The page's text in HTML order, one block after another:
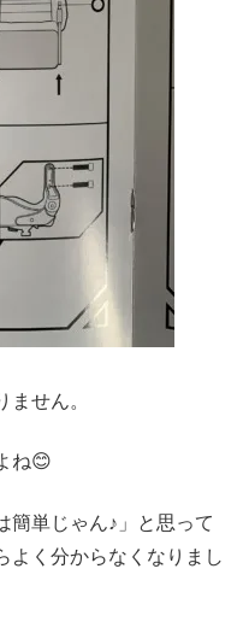
せん。
ね😊
簡単じゃん♪」と思って
よく分からなくなりまし